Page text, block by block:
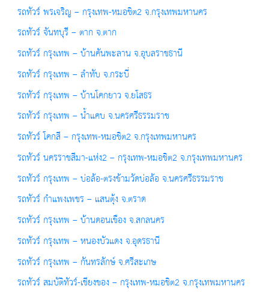
รถทัวร์ พรเจริญ – กรุงเทพ-หมอชิต2 จ.กรุงเทพมหานคร
รถทัวร์ จันทบุรี – ตาก จ.ตาก
รถทัวร์ กรุงเทพ – บ้านคันพะลาน จ.อุบลราชธานี
รถทัวร์ กรุงเทพ – ลำทับ จ.กระบี่
รถทัวร์ กรุงเทพ – บ้านโคกยาว จ.ยโสธร
รถทัวร์ กรุงเทพ – น้ำแคบ จ.นครศรีธรรมราช
รถทัวร์ โคกสี – กรุงเทพ-หมอชิต2 จ.กรุงเทพมหานคร
รถทัวร์ นครราชสีมา-แห่ง2 – กรุงเทพ-หมอชิต2 จ.กรุงเทพมหานคร
รถทัวร์ กรุงเทพ – บ่อล้อ-ตรงข้ามวัดบ่อล้อ จ.นครศรีธรรมราช
รถทัวร์ กำแพงเพชร – แสนตุ้ง จ.ตราด
รถทัวร์ กรุงเทพ – บ้านดอนเขือง จ.สกลนคร
รถทัวร์ กรุงเทพ – หนองบัวแดง จ.อุดรธานี
รถทัวร์ กรุงเทพ – กันทรลักษ์ จ.ศรีสะเกษ
รถทัวร์ สมบัติทัวร์-เชียงของ – กรุงเทพ-หมอชิต2 จ.กรุงเทพมหานคร